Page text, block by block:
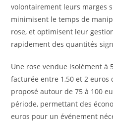
volontairement leurs marges
minimisent le temps de
rose, et optimisent leur
rapidement des quantités
Une rose vendue isolément à
facturée entre 1,50 et 2
proposé autour de 75 à 100
période, permettant des
euros pour un événement